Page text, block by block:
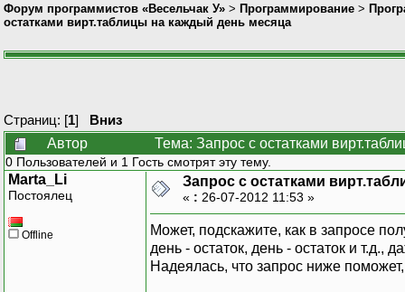
Форум программистов «Весельчак У» > Программирование >
остатками вирт.таблицы на каждый день месяца
Страниц: [1] Вниз
Автор
Тема: Запрос с остатками
0 Пользователей и 1 Гость смотрят эту тему.
Marta_Li
Постоялец
Offline
Запрос с остатками
« : 26-07-2012 11:53 »
Может, подскажите, как в запросе
день - остаток, день - остаток и т.д.,
Надеялась, что запрос ниже